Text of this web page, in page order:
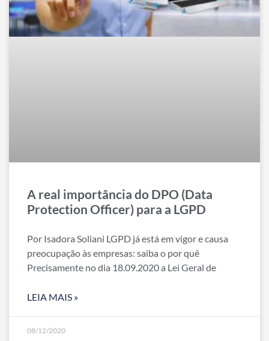
A real importância do DPO (Data
Protection Officer) para a LGPD
Por Isadora Soliani LGPD já está em vigor e causa
preocupação às empresas: saiba o por quê
Precisamente no dia 18.09.2020 a Lei Geral de
LEIA MAIS »
08/12/2020